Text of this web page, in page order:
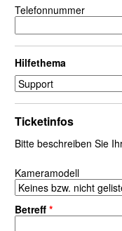
Telefonnummer
Hilfethema
Ticketinfos
Bitte beschreiben Sie
Kameramodell
Betreff *